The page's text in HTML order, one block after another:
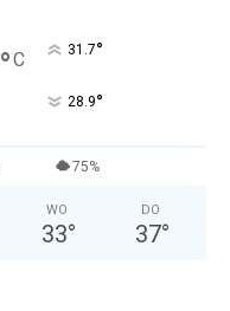
°C 31.7°
28.9°
75%
WO
33°
DO
37°